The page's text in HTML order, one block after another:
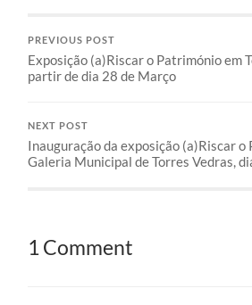
PREVIOUS POST
Exposição (a)Riscar o Património em
partir de dia 28 de Março
NEXT POST
Inauguração da exposição (a)Riscar o
Galeria Municipal de Torres Vedras,
1 Comment